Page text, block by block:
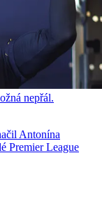
nepřál.
Antonína
Premier League